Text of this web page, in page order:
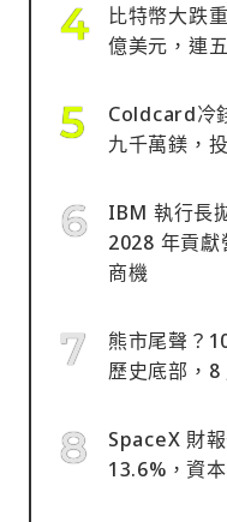
比特幣大跌
億美元，連
Coldcard冷
九千萬鎂，
IBM 執行長
2028 年貢獻
商機
熊市尾聲？
歷史底部，
SpaceX 財
13.6%，資